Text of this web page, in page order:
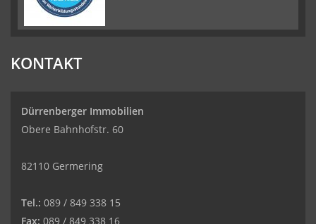
KONTAKT
Dürrenberger Immobilien
Obere Bahnhofstr. 60
82110 Germering
Tel.: 089 / 849 338 15
Fax: 089 / 849 338 16